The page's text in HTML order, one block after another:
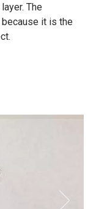
The
it is the